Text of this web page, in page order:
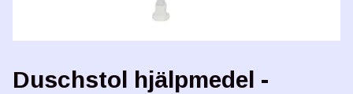
Duschstol hjälpmedel -